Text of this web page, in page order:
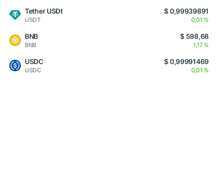
Tether USDt
USDT
$ 0,99939891
0,01 %
BNB
BNB
$ 598,68
1,17 %
USDC
USDC
$ 0,99991469
0,01 %